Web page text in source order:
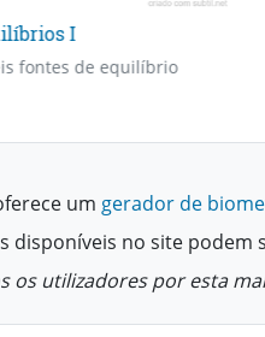
I
fontes de equilíbrio
um gerador de
disponíveis no site podem
os utilizadores por esta